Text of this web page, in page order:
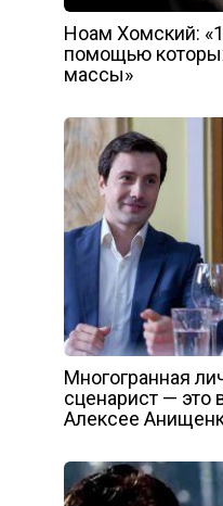
Ноам Хомский:
помощью
массы»
Многогранная
сценарист — это
Алексее